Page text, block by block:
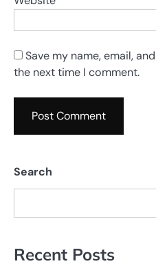
Save my name, email,
the next time I comment.
Search
Recent Posts